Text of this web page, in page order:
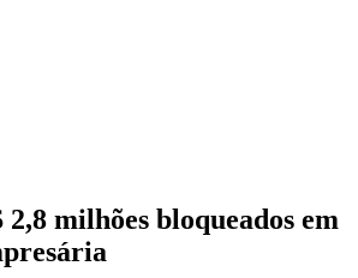
milhões bloqueados em